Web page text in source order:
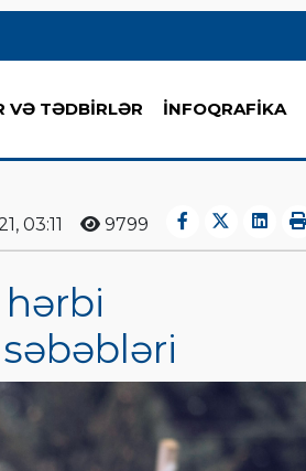
VƏ TƏDBİRLƏR İNFOQRAFİKA
03:11 9799